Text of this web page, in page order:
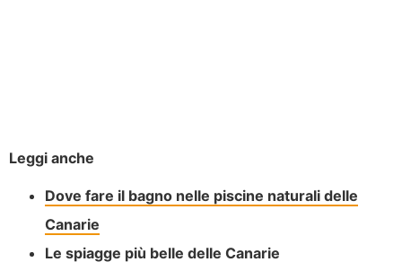
Leggi anche
Dove fare il bagno nelle piscine naturali delle
Canarie
Le spiagge più belle delle Canarie